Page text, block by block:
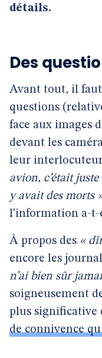
détails.
Des
Avant tout, il
questions
face aux images
devant les
leur interlocuteur
avion, c’était
y avait des morts
l’information a-
À propos des «
encore les
n’ai bien sûr
soigneusement
plus significative
de connivence